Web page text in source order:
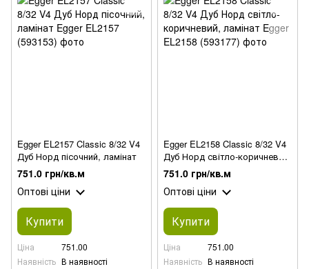
Egger EL2157 Classic 8/32 V4
Дуб Норд пісочний, ламінат
751.0 грн/кв.м
Оптові ціни
Купити
Ціна
751.00
Наявність В наявності
Egger EL2158 Classic 8/32 V4
Дуб Норд світло-коричневий,
ламінат
751.0 грн/кв.м
Оптові ціни
Купити
Ціна
751.00
Наявність В наявності